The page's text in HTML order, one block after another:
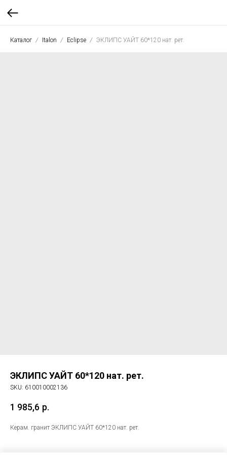
Каталог Italon Eclipse ЭКЛИПС УАЙТ 60*120 нат. рет.
ЭКЛИПС УАЙТ 60*120 нат. рет.
SKU: 610010002136
1 985,6 р.
Керам. гранит ЭКЛИПС УАЙТ 60*120 нат. рет.